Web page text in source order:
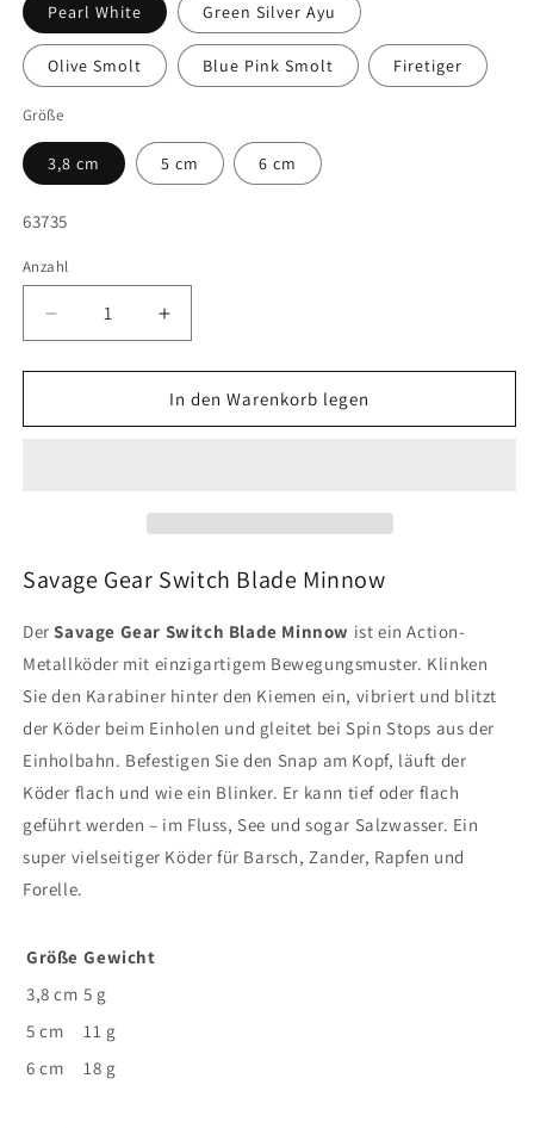
Pearl White Green Silver Ayu
Olive Smolt Blue Pink Smolt Firetiger
Größe
3,8 cm 5 cm 6 cm
SKU:
63735
Anzahl
Verringere
die
Menge
Savage
cm
cm
cm
Erhöhe
die
Menge
für
Savage
cm
cm
cm
In den Warenkorb legen
Savage Gear Switch Blade Minnow
DerSavage Gear Switch Blade Minnow ist ein Action-
Metallköder mit einzigartigem Bewegungsmuster. Klinken
Sie den Karabiner hinter den Kiemen ein, vibriert und blitzt
der Köder beim Einholen und gleitet bei Spin Stops aus der
Einholbahn. Befestigen Sie den Snap am Kopf, läuft der
Köder flach und wie ein Blinker. Er kann tief oder flach
geführt werden – im Fluss, See und sogar Salzwasser. Ein
super vielseitiger Köder für Barsch, Zander, Rapfen und
Forelle.
Größe Gewicht
3,8 cm 5 g
5 cm
11 g
6 cm
18 g